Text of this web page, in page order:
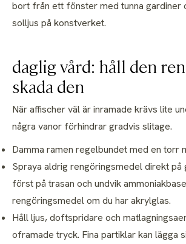
daglig vård: håll den
skada den
När affischer väl är inramade krävs lite
några vanor förhindrar gradvis slitage.
Damma ramen regelbundet med en torr
Spraya aldrig rengöringsmedel direkt på
först på trasan och undvik
rengöringsmedel om du har akrylglas.
Håll ljus, doftspridare och
oframade tryck. Fina partiklar kan lägga